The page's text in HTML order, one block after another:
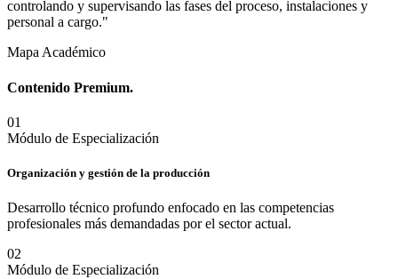
controlando y supervisando las fases del proceso, instalaciones y
personal a cargo."
Mapa Académico
Contenido Premium.
01
Módulo de Especialización
Organización y gestión de la producción
Desarrollo técnico profundo enfocado en las competencias
profesionales más demandadas por el sector actual.
02
Módulo de Especialización